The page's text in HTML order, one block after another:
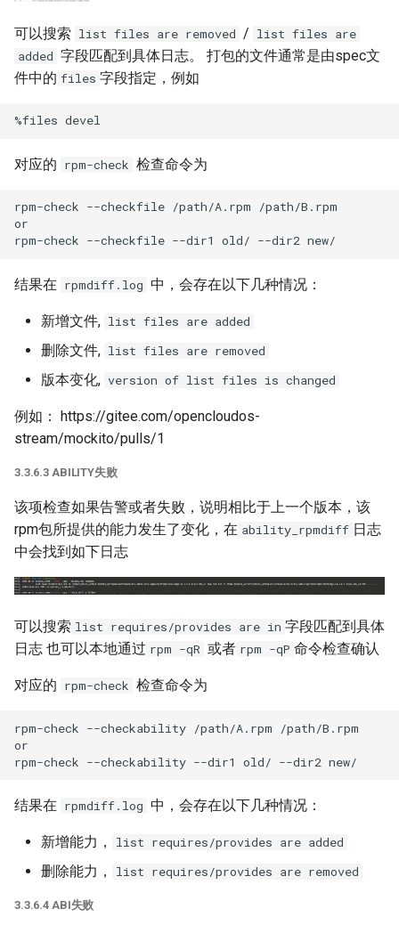
可以搜索 list files are removed / list files are
added 字段匹配到具体日志。 打包的文件通常是由spec文
件中的 files 字段指定，例如
对应的 rpm-check 检查命令为
rpm-check --checkfile /path/A.rpm /path/B.rpm
or
结果在 rpmdiff.log 中，会存在以下几种情况：
新增文件, list files are added
删除文件, list files are removed
版本变化, version of list files is changed
例如： https://gitee.com/opencloudos-
stream/mockito/pulls/1
3.3.6.3 ABILITY失败
该项检查如果告警或者失败，说明相比于上一个版本，该
rpm包所提供的能力发生了变化，在 ability_rpmdiff 日志
中会找到如下日志
可以搜索 list requires/provides are in 字段匹配到具体
日志 也可以本地通过 rpm -qR 或者 rpm -qP 命令检查确认
对应的 rpm-check 检查命令为
rpm-check --checkability /path/A.rpm /path/B.rpm
or
结果在 rpmdiff.log 中，会存在以下几种情况：
新增能力， list requires/provides are added
删除能力， list requires/provides are removed
3.3.6.4 ABI失败